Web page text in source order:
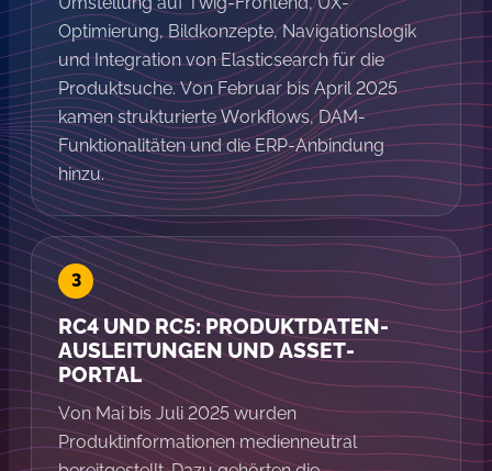
Optimierung, Bildkonzepte, Navigationslogik
und Integration von Elasticsearch für die
Produktsuche. Von Februar bis April 2025
kamen strukturierte Workflows, DAM-
Funktionalitäten und die ERP-Anbindung
hinzu.
RC4 UND RC5: PRODUKTDATEN-
AUSLEITUNGEN UND ASSET-
PORTAL
Von Mai bis Juli 2025 wurden
Produktinformationen medienneutral